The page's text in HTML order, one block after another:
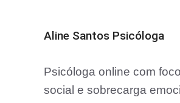
Aline Santos Psicóloga
Psicóloga online com
social e sobrecarga